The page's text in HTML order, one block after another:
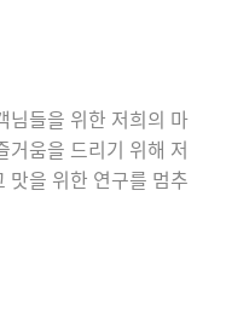
님들을 위한 저희의 마
거움을 드리기 위해 저
맛을 위한 연구를 멈추